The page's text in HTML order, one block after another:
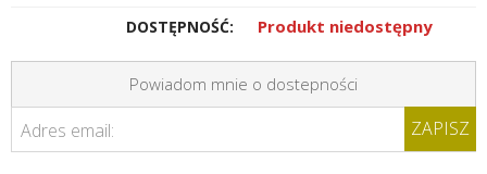
DOSTĘPNOŚĆ: Produkt niedostępny
Powiadom mnie o dostepności
Adres email: ZAPISZ